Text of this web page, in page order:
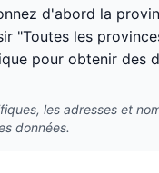
d'abord la
"Toutes les
pour obtenir des
les adresses et
données.